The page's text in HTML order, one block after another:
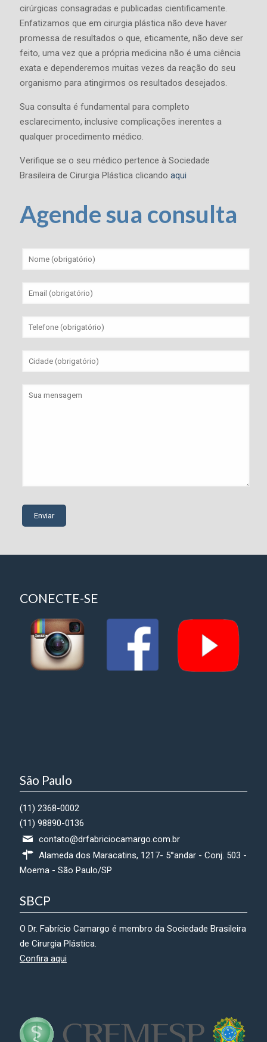
cirúrgicas consagradas e publicadas cientificamente.
Enfatizamos que em cirurgia plástica não deve haver
promessa de resultados o que, eticamente, não deve ser
feito, uma vez que a própria medicina não é uma ciência
exata e dependeremos muitas vezes da reação do seu
organismo para atingirmos os resultados desejados.
Sua consulta é fundamental para completo
esclarecimento, inclusive complicações inerentes a
qualquer procedimento médico.
Verifique se o seu médico pertence à Sociedade
Brasileira de Cirurgia Plástica clicando aqui
Agende sua consulta
CONECTE-SE
São Paulo
(11) 2368-0002
(11) 98890-0136
contato@drfabriciocamargo.com.br
Alameda dos Maracatins, 1217- 5°andar - Conj. 503 -
Moema - São Paulo/SP
SBCP
O Dr. Fabrício Camargo é membro da Sociedade Brasileira
de Cirurgia Plástica.
Confira aqui